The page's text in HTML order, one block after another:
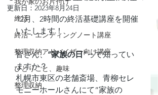
終活
終活・エンディングノート講座
整理収納アドバイザー向け講座
ひとりごと、趣味
整理収納
更新日： 2023年8月24日
12月、2時間の終活基礎講座を開催
いたします！
皆さん、”家族の日”って知ってい
ますか？
札幌市東区の老舗斎場、青柳セレ
モニーホールさんにて”家族の